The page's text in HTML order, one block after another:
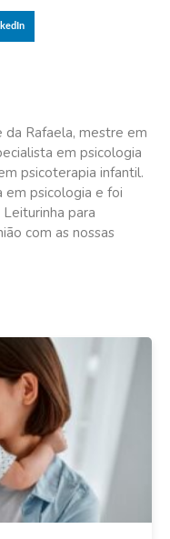
da Rafaela, mestre em
em psicologia
psicoterapia infantil.
em psicologia e foi
para
com as nossas